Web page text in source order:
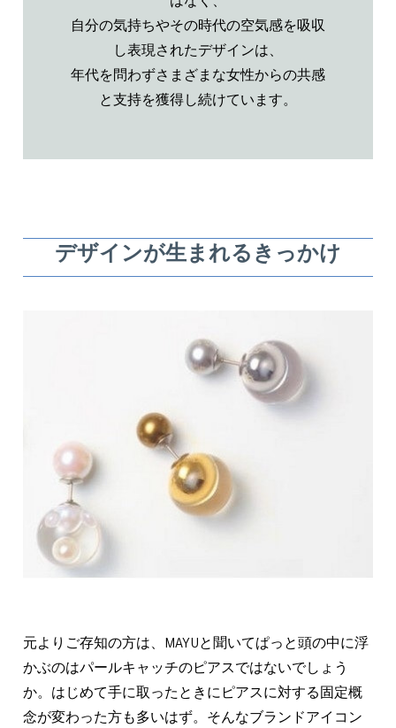
はなく、
自分の気持ちやその時代の空気感を吸収
し表現されたデザインは、
年代を問わずさまざまな女性からの共感
と支持を獲得し続けています。
デザインが生まれるきっかけ
元よりご存知の方は、MAYUと聞いてぱっと頭の中に浮
かぶのはパールキャッチのピアスではないでしょう
か。はじめて手に取ったときにピアスに対する固定概
念が変わった方も多いはず。そんなブランドアイコン